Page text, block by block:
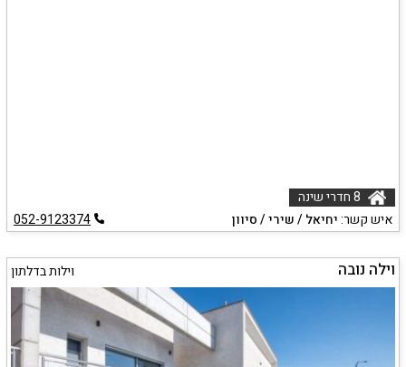
איש קשר:יחיאל / שירי / סיוון 052-9123374
וילה נובה וילות בדלתון